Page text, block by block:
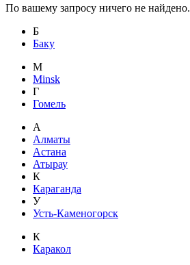
По вашему запросу ничего не найдено.
Б
Баку
M
Minsk
Г
Гомель
А
Алматы
Астана
Атырау
К
Караганда
У
Усть-Каменогорск
К
Каракол